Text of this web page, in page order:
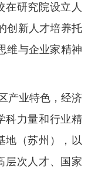
在研究院设立人
创新人才培养托
维与企业家精神
产业特色，经济
科力量和行业精
地（苏州），以
层次人才、国家